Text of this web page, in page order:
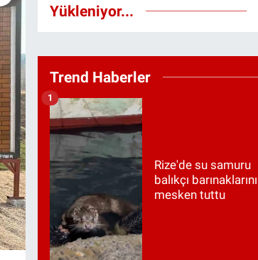
Yükleniyor...
Trend Haberler
Rize'de su samuru
balıkçı barınaklarını
mesken tuttu
1